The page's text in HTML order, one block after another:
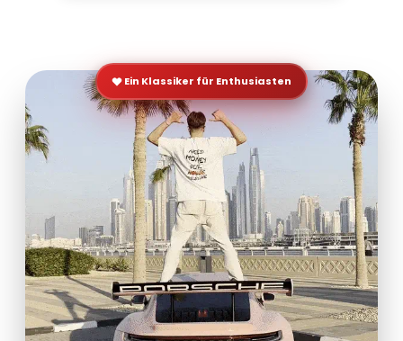
Ein Klassiker für Enthusiasten